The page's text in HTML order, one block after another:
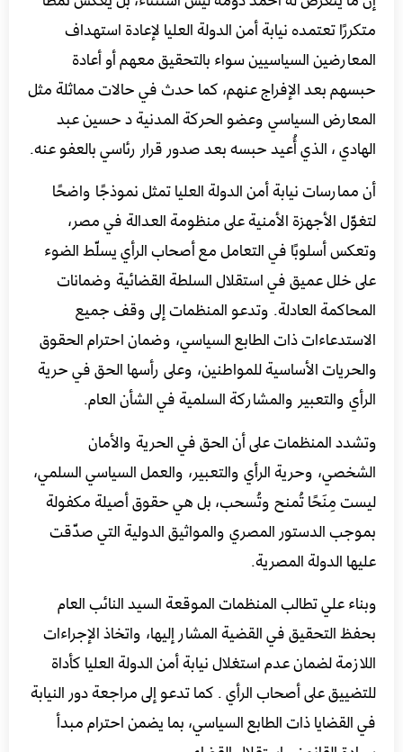
متكررًا تعتمده نيابة أمن الدولة العليا لإعادة استهداف
المعارضين السياسيين سواء بالتحقيق معهم أو أعادة
حبسهم بعد الإفراج عنهم، كما حدث في حالات مماثلة مثل
المعارض السياسي وعضو الحركة المدنية د حسين عبد
الهادي ، الذي أُعيد حبسه بعد صدور قرار رئاسي بالعفو عنه.
أن ممارسات نيابة أمن الدولة العليا تمثل نموذجًا واضحًا
لتغوّل الأجهزة الأمنية على منظومة العدالة في مصر،
وتعكس أسلوبًا في التعامل مع أصحاب الرأي يسلّط الضوء
على خلل عميق في استقلال السلطة القضائية وضمانات
المحاكمة العادلة. وتدعو المنظمات إلى وقف جميع
الاستدعاءات ذات الطابع السياسي، وضمان احترام الحقوق
والحريات الأساسية للمواطنين، وعلى رأسها الحق في حرية
الرأي والتعبير والمشاركة السلمية في الشأن العام.
وتشدد المنظمات على أن الحق في الحرية والأمان
الشخصي، وحرية الرأي والتعبير، والعمل السياسي السلمي،
ليست مِنَحًا تُمنح وتُسحب، بل هي حقوق أصيلة مكفولة
بموجب الدستور المصري والمواثيق الدولية التي صدّقت
عليها الدولة المصرية.
وبناء علي تطالب المنظمات الموقعة السيد النائب العام
بحفظ التحقيق في القضية المشار إليها، واتخاذ الإجراءات
اللازمة لضمان عدم استغلال نيابة أمن الدولة العليا كأداة
للتضييق على أصحاب الرأي . كما تدعو إلى مراجعة دور النيابة
في القضايا ذات الطابع السياسي، بما يضمن احترام مبدأ